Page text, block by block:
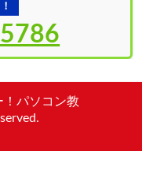
！パソコン教